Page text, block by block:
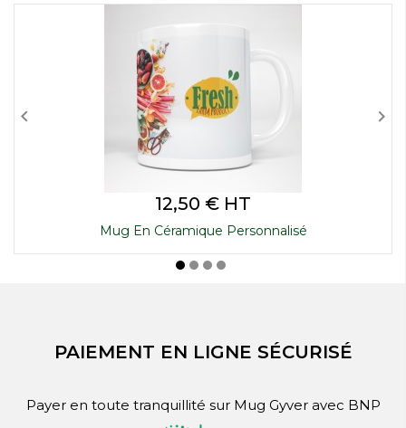
Prix
12,50 € HT
Mug En Céramique Personnalisé
 
PAIEMENT EN LIGNE SÉCURISÉ
Payer en toute tranquillité sur Mug Gyver avec BNP